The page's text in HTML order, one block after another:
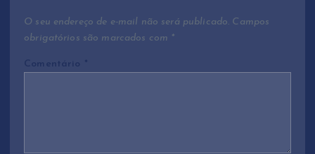
ã
o
O seu endereço de e-mail não será publicado. Campos
obrigatórios são marcados com *
Comentário *